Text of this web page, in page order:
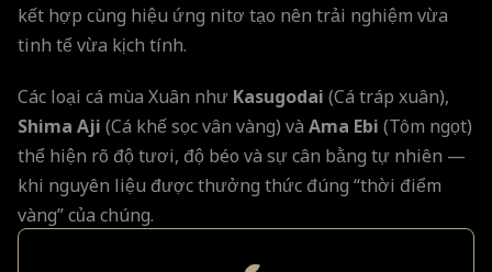
kết hợp cùng hiệu ứng nitơ tạo nên trải nghiệm vừa
tinh tế vừa kịch tính.
Các loại cá mùa Xuân như Kasugodai (Cá tráp xuân),
Shima Aji (Cá khế sọc vân vàng) và Ama Ebi (Tôm ngọt)
thể hiện rõ độ tươi, độ béo và sự cân bằng tự nhiên —
khi nguyên liệu được thưởng thức đúng “thời điểm
vàng” của chúng.